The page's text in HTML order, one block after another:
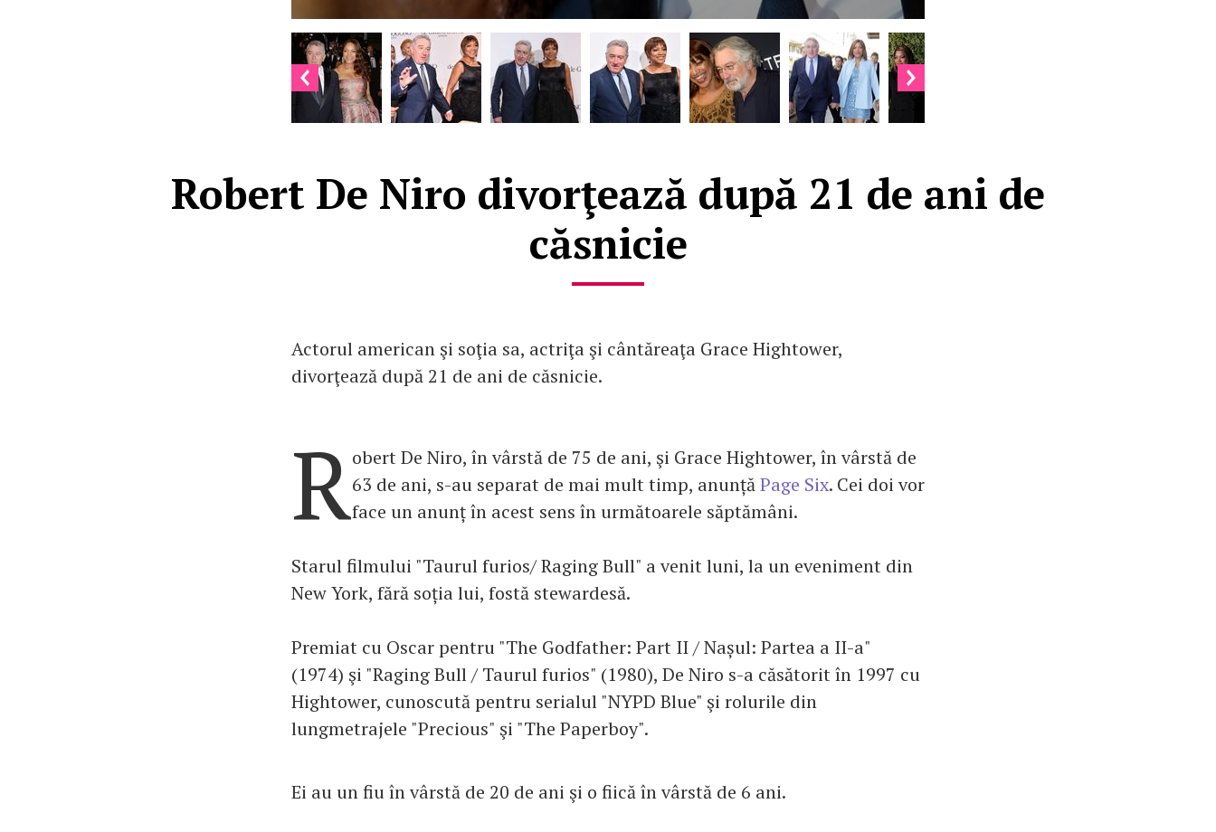
Robert De Niro divorţează după 21 de ani de
căsnicie
Actorul american şi soţia sa, actriţa şi cântăreaţa Grace Hightower,
divorţează după 21 de ani de căsnicie.
Robert De Niro, în vârstă de 75 de ani, şi Grace Hightower, în vârstă de
63 de ani, s-au separat de mai mult timp, anunțăPage Six. Cei doi vor
face un anunț în acest sens în următoarele săptămâni.
Starul filmului "Taurul furios/ Raging Bull" a venit luni, la un eveniment din
New York, fără soția lui, fostă stewardesă.
Premiat cu Oscar pentru "The Godfather: Part II / Nașul: Partea a II-a"
(1974) şi "Raging Bull / Taurul furios" (1980), De Niro s-a căsătorit în 1997 cu
Hightower, cunoscută pentru serialul "NYPD Blue" şi rolurile din
lungmetrajele "Precious" şi "The Paperboy".
Ei au un fiu în vârstă de 20 de ani şi o fiică în vârstă de 6 ani.